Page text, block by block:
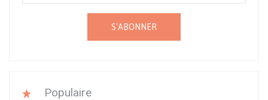
S'ABONNER
Populaire